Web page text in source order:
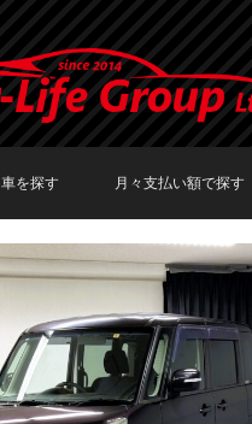
車を探す
車種で探す
メーカーで探す
月々支払い額で探す
〜19,999円
20,000円〜29,999円
30,000円〜39,999円
40,000円〜49,999円
50,000円〜